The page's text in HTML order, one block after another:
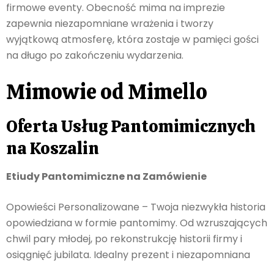
firmowe eventy. Obecność mima na imprezie
zapewnia niezapomniane wrażenia i tworzy
wyjątkową atmosferę, która zostaje w pamięci gości
na długo po zakończeniu wydarzenia.
Mimowie od Mimello
Oferta Usług Pantomimicznych
na Koszalin
Etiudy Pantomimiczne na Zamówienie
Opowieści Personalizowane – Twoja niezwykła historia
opowiedziana w formie pantomimy. Od wzruszających
chwil pary młodej, po rekonstrukcję historii firmy i
osiągnięć jubilata. Idealny prezent i niezapomniana